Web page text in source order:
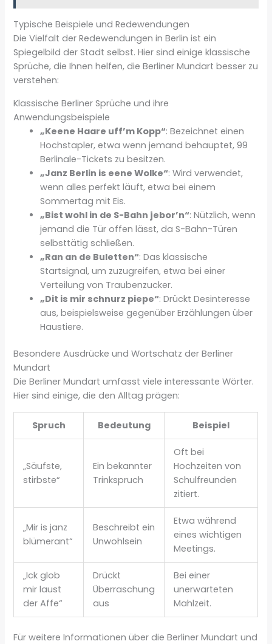
Typische Beispiele und Redewendungen
Die Vielfalt der Redewendungen in Berlin ist ein
Spiegelbild der Stadt selbst. Hier sind einige klassische
Sprüche, die Ihnen helfen, die Berliner Mundart besser zu
verstehen:
Klassische Berliner Sprüche und ihre
Anwendungsbeispiele
„Keene Haare uff’m Kopp“: Bezeichnet einen
Hochstapler, etwa wenn jemand behauptet, 99
Berlinale-Tickets zu besitzen.
„Janz Berlin is eene Wolke“: Wird verwendet,
wenn alles perfekt läuft, etwa bei einem
Sommertag mit Eis.
„Bist wohl in de S-Bahn jebor’n“: Nützlich, wenn
jemand die Tür offen lässt, da S-Bahn-Türen
selbsttätig schließen.
„Ran an de Buletten“: Das klassische
Startsignal, um zuzugreifen, etwa bei einer
Verteilung von Traubenzucker.
„Dit is mir schnurz piepe“: Drückt Desinteresse
aus, beispielsweise gegenüber Erzählungen über
Haustiere.
Besondere Ausdrücke und Wortschatz der Berliner
Mundart
Die Berliner Mundart umfasst viele interessante Wörter.
Hier sind einige, die den Alltag prägen:
Spruch Bedeutung Beispiel
„Säufste,
stirbste“
Ein bekannter
Trinkspruch
Oft bei
Hochzeiten von
Schulfreunden
zitiert.
„Mir is janz
blümerant“
Beschreibt ein
Unwohlsein
Etwa während
eines wichtigen
Meetings.
„Ick glob
mir laust
der Affe“
Drückt
Überraschung
aus
Bei einer
unerwarteten
Mahlzeit.
Für weitere Informationen über die Berliner Mundart und